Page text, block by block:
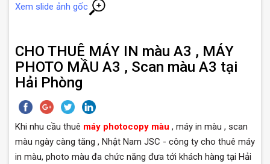
Xem slide ảnh gốc
CHO THUÊ MÁY IN màu A3 , MÁY
PHOTO MẦU A3 , Scan màu A3 tại
Hải Phòng
Khi nhu cầu thuê máy photocopy màu , máy in màu , scan
màu ngày càng tăng , Nhật Nam JSC - công ty cho thuê máy
in màu, photo màu đa chức năng đưa tới khách hàng tại Hải